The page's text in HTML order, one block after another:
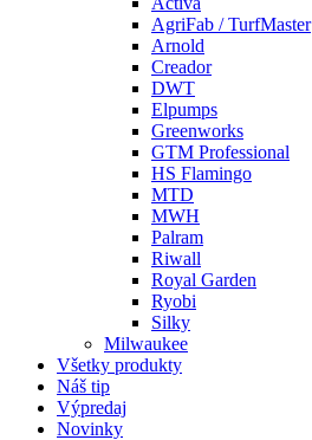
AgriFab / TurfMaster
Arnold
Creador
DWT
Elpumps
Greenworks
GTM Professional
HS Flamingo
MTD
MWH
Palram
Riwall
Royal Garden
Ryobi
Silky
Milwaukee
Všetky produkty
Náš tip
Výpredaj
Novinky